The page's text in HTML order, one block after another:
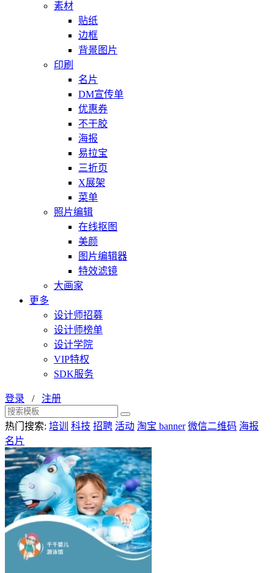
素材
贴纸
边框
背景图片
印刷
名片
DM宣传单
优惠券
不干胶
海报
易拉宝
三折页
X展架
菜单
照片编辑
在线抠图
美颜
图片编辑器
特效滤镜
大画家
更多
设计师招募
设计师榜单
设计学院
VIP特权
SDK服务
登录 / 注册
热门搜索: 培训 科技 招聘 活动 淘宝 banner 微信二维码 海报
名片